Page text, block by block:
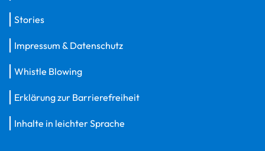
Stories
Impressum & Datenschutz
Whistle Blowing
Erklärung zur Barrierefreiheit
Inhalte in leichter Sprache